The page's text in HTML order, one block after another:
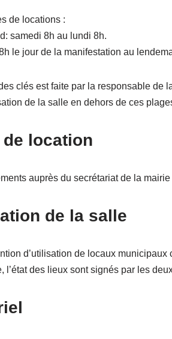
de locations :
samedi 8h au lundi 8h.
le jour de la manifestation au
clés est faite par la responsable de
de la salle en dehors de ces
location
auprès du secrétariat de la mairie
de la salle
d’utilisation de locaux
l’état des lieux sont signés par les